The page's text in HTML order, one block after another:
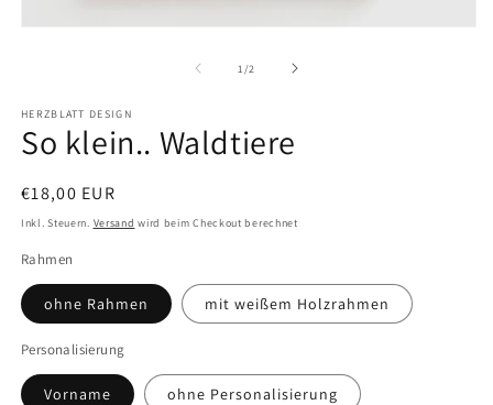
1 /von
2
HERZBLATT DESIGN
So klein.. Waldtiere
Normaler
Preis
€18,00 EUR
Inkl. Steuern. Versand wird beim Checkout berechnet
Rahmen
ohne Rahmen mit weißem Holzrahmen
Personalisierung
Vorname ohne Personalisierung